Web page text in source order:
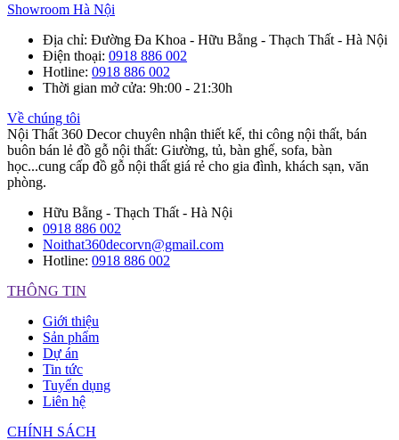
Showroom Hà Nội
Địa chỉ: Đường Đa Khoa - Hữu Bằng - Thạch Thất - Hà Nội
Điện thoại: 0918 886 002
Hotline: 0918 886 002
Thời gian mở cửa: 9h:00 - 21:30h
Về chúng tôi
Nội Thất 360 Decor chuyên nhận thiết kế, thi công nội thất, bán
buôn bán lẻ đồ gỗ nội thất: Giường, tủ, bàn ghế, sofa, bàn
học...cung cấp đồ gỗ nội thất giá rẻ cho gia đình, khách sạn, văn
phòng.
Hữu Bằng - Thạch Thất - Hà Nội
0918 886 002
Noithat360decorvn@gmail.com
Hotline: 0918 886 002
THÔNG TIN
Giới thiệu
Sản phẩm
Dự án
Tin tức
Tuyển dụng
Liên hệ
CHÍNH SÁCH